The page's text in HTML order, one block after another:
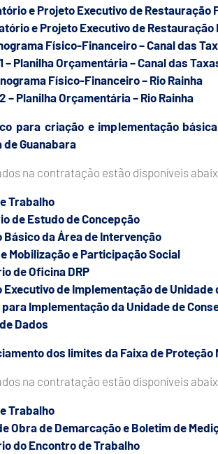
e Projeto Executivo de Restauração
e Projeto Executivo de Restauração
Físico-Financeiro – Canal das
– Planilha Orçamentária – Canal das
Físico-Financeiro – Rio Rainha
– Planilha Orçamentária – Rio Rainha
para criação e implementação
de Guanabara
na contratação estão disponíveis
Trabalho
de Estudo de Concepção
Básico da Área de Intervenção
Mobilização e Participação Social
de Oficina DRP
Executivo de Implementação de Unidade
para Implementação da Unidade de
Dados
dos limites da Faixa de Proteção
na contratação estão disponíveis
Trabalho
Obra de Demarcação e Boletim de
do Encontro de Trabalho